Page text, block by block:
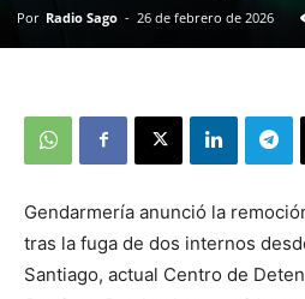
Por Radio Sago - 26 de febrero de 2026
Gendarmería anunció la
tras la fuga de dos internos
Santiago, actual Centro de